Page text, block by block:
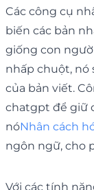
Các công cụ
biến các bản
giống con
nhấp chuột, nó
của bản viết.
chatgpt để giữ
nóNhân cách
ngôn ngữ, cho
Với các tính